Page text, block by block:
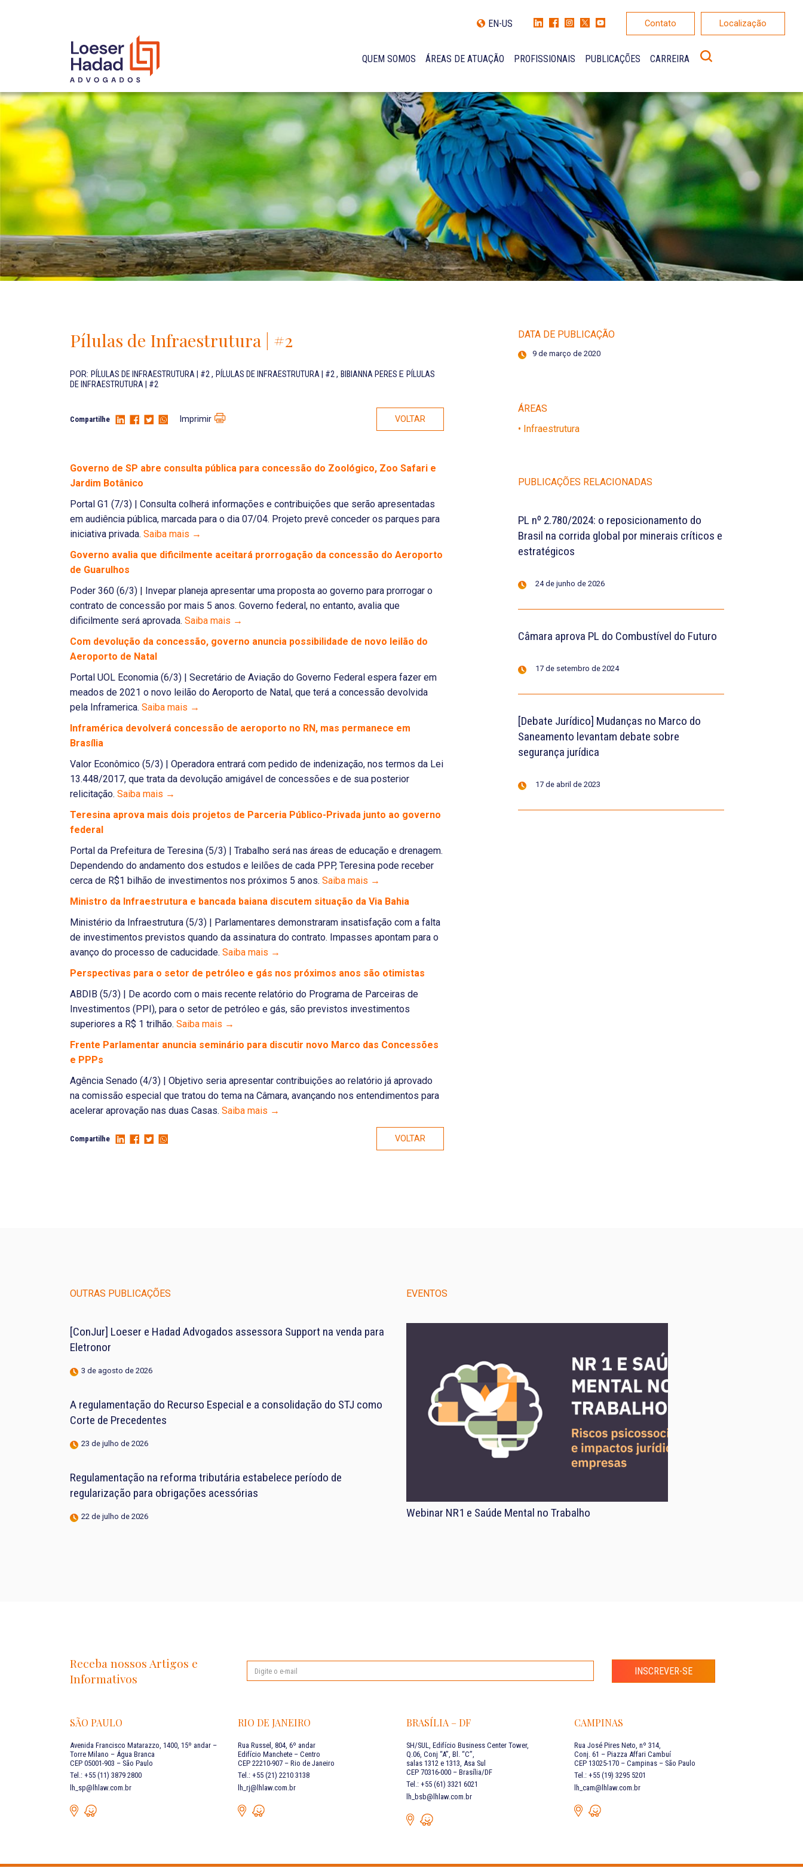
INTERNATIONAL NETWORK
PRÊMIOS
NOSSA EQUIPE
EN-US Contato Localização
QUEM SOMOS
INCLUSÃO E DIVERSIDADE
INTERNATIONAL NETWORK
PRÊMIOS
NOSSA EQUIPE
ÁREAS DE ATUAÇÃO PROFISSIONAIS PUBLICAÇÕES CARREIRA
Pílulas de Infraestrutura | #2
POR: PÍLULAS DE INFRAESTRUTURA | #2, PÍLULAS DE INFRAESTRUTURA | #2, BIBIANNA PERES E PÍLULAS
DE INFRAESTRUTURA | #2
Compartilhe Imprimir VOLTAR
Governo de SP abre consulta pública para concessão do Zoológico, Zoo Safari e
Jardim Botânico
Portal G1 (7/3) | Consulta colherá informações e contribuições que serão apresentadas
em audiência pública, marcada para o dia 07/04. Projeto prevê conceder os parques para
iniciativa privada. Saiba mais →
Governo avalia que dificilmente aceitará prorrogação da concessão do Aeroporto
de Guarulhos
Poder 360 (6/3) | Invepar planeja apresentar uma proposta ao governo para prorrogar o
contrato de concessão por mais 5 anos. Governo federal, no entanto, avalia que
dificilmente será aprovada. Saiba mais →
Com devolução da concessão, governo anuncia possibilidade de novo leilão do
Aeroporto de Natal
Portal UOL Economia (6/3) | Secretário de Aviação do Governo Federal espera fazer em
meados de 2021 o novo leilão do Aeroporto de Natal, que terá a concessão devolvida
pela Inframerica. Saiba mais →
Inframérica devolverá concessão de aeroporto no RN, mas permanece em
Brasília
Valor Econômico (5/3) | Operadora entrará com pedido de indenização, nos termos da Lei
13.448/2017, que trata da devolução amigável de concessões e de sua posterior
relicitação. Saiba mais →
Teresina aprova mais dois projetos de Parceria Público-Privada junto ao governo
federal
Portal da Prefeitura de Teresina (5/3) | Trabalho será nas áreas de educação e drenagem.
Dependendo do andamento dos estudos e leilões de cada PPP, Teresina pode receber
cerca de R$1 bilhão de investimentos nos próximos 5 anos. Saiba mais →
Ministro da Infraestrutura e bancada baiana discutem situação da Via Bahia
Ministério da Infraestrutura (5/3) | Parlamentares demonstraram insatisfação com a falta
de investimentos previstos quando da assinatura do contrato. Impasses apontam para o
avanço do processo de caducidade. Saiba mais →
Perspectivas para o setor de petróleo e gás nos próximos anos são otimistas
ABDIB (5/3) | De acordo com o mais recente relatório do Programa de Parceiras de
Investimentos (PPI), para o setor de petróleo e gás, são previstos investimentos
superiores a R$ 1 trilhão. Saiba mais →
Frente Parlamentar anuncia seminário para discutir novo Marco das Concessões
e PPPs
Agência Senado (4/3) | Objetivo seria apresentar contribuições ao relatório já aprovado
na comissão especial que tratou do tema na Câmara, avançando nos entendimentos para
acelerar aprovação nas duas Casas. Saiba mais →
Compartilhe VOLTAR
DATA DE PUBLICAÇÃO
9 de março de 2020
ÁREAS
• Infraestrutura
PUBLICAÇÕES RELACIONADAS
PL nº 2.780/2024: o reposicionamento do
Brasil na corrida global por minerais críticos e
estratégicos
24 de junho de 2026
Câmara aprova PL do Combustível do Futuro
17 de setembro de 2024
[Debate Jurídico] Mudanças no Marco do
Saneamento levantam debate sobre
segurança jurídica
17 de abril de 2023
OUTRAS PUBLICAÇÕES
[ConJur] Loeser e Hadad Advogados assessora Support na venda para
Eletronor
3 de agosto de 2026
A regulamentação do Recurso Especial e a consolidação do STJ como
Corte de Precedentes
23 de julho de 2026
Regulamentação na reforma tributária estabelece período de
regularização para obrigações acessórias
22 de julho de 2026
EVENTOS
Webinar NR1 e Saúde Mental no Trabalho
Receba nossos Artigos e
Informativos
INSCREVER-SE
SÃO PAULO
Avenida Francisco Matarazzo, 1400, 15º andar –
Torre Milano – Água Branca
CEP 05001-903 – São Paulo
Tel.: +55 (11) 3879 2800
lh_sp@lhlaw.com.br
RIO DE JANEIRO
Rua Russel, 804, 6º andar
Edifício Manchete – Centro
CEP 22210-907 – Rio de Janeiro
Tel.: +55 (21) 2210 3138
lh_rj@lhlaw.com.br
BRASÍLIA – DF
SH/SUL, Edifício Business Center Tower,
Q.06, Conj “A”, Bl. “C”,
salas 1312 e 1313, Asa Sul
CEP 70316-000 – Brasília/DF
Tel.: +55 (61) 3321 6021
lh_bsb@lhlaw.com.br
CAMPINAS
Rua José Pires Neto, nº 314,
Conj. 61 – Piazza Affari Cambuí
CEP 13025-170 – Campinas – São Paulo
Tel.: +55 (19) 3295 5201
lh_cam@lhlaw.com.br